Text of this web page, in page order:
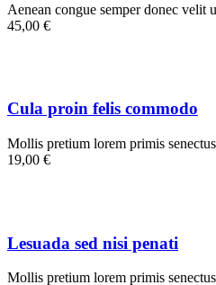
Aenean congue semper donec velit
45,00 €
Cula proin felis commodo
Mollis pretium lorem primis
19,00 €
Lesuada sed nisi penati
Mollis pretium lorem primis